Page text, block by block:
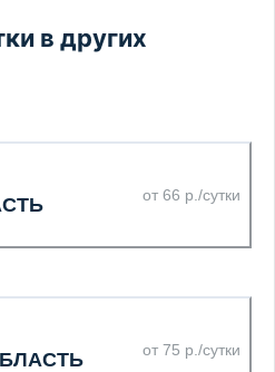
в других
от 66 р./сутки
от 75 р./сутки